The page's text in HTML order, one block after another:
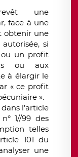
revêt une
face à une
obtenir une
si
ou un profit
ou aux
à élargir le
« ce profit
».
l’article
1//99 des
telles
101 du
une